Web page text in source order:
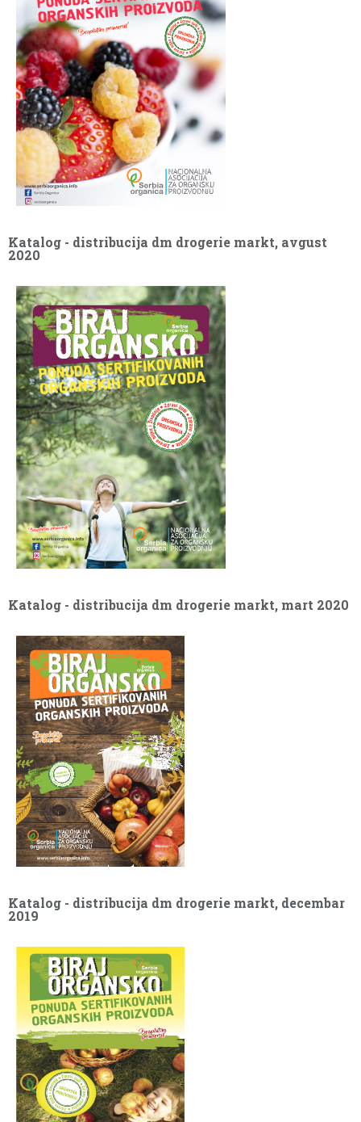
Katalog - distribucija 2021
Katalog - distribucija dm drogerie markt, avgust
2020
Katalog - distribucija dm drogerie markt, mart 2020
Katalog - distribucija dm drogerie markt, decembar
2019